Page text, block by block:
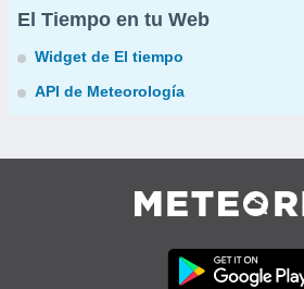
El Tiempo en tu Web
Widget de El tiempo
API de Meteorología